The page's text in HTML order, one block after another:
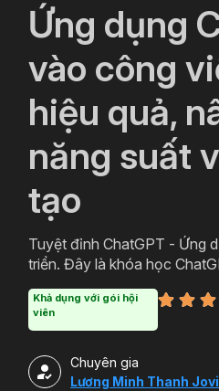
Ứng dụng
vào công
hiệu quả,
năng suất
tạo
Tuyệt đỉnh ChatGPT - Ứng
triển. Đây là khóa học
sẽ hướng dẫn bạn tạo ra
để phục vụ học tập, công
doanh nghiệp mạnh mẽ hơn
Khả dụng với gói hội
viên
Chuyên gia
Lương Minh Thanh